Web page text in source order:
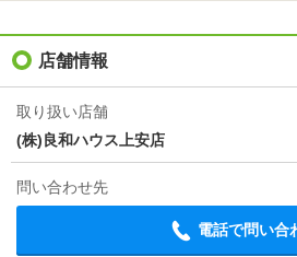
店舗情報
取り扱い店舗
(株)良和ハウス上安店
問い合わせ先
電話で問い合